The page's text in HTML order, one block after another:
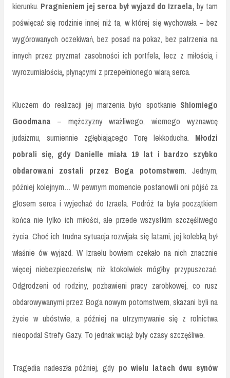
kierunku. Pragnieniem jej serca był wyjazd do Izraela, by tam
poświęcać się rodzinie innej niż ta, w której się wychowała – bez
wygórowanych oczekiwań, bez posad na pokaz, bez patrzenia na
innych przez pryzmat zasobności ich portfela, lecz z miłością i
wyrozumiałością, płynącymi z przepełnionego wiarą serca.
Kluczem do realizacji jej marzenia było spotkanie Shlomiego
Goodmana – mężczyzny wrażliwego, wiernego wyznawcę
judaizmu, sumiennie zgłębiającego Torę lekkoducha. Młodzi
pobrali się, gdy Danielle miała 19 lat i bardzo szybko
obdarowani zostali przez Boga potomstwem. Jednym,
później kolejnym… W pewnym momencie postanowili oni pójść za
głosem serca i wyjechać do Izraela. Podróż ta była początkiem
końca nie tylko ich miłości, ale przede wszystkim szczęśliwego
życia. Choć ich trudna sytuacja rozwijała się latami, jej kolebką był
właśnie ów wyjazd. W Izraelu bowiem czekało na nich znacznie
więcej niebezpieczeństw, niż ktokolwiek mógłby przypuszczać.
Odgrodzeni od rodziny, pozbawieni pracy zarobkowej, co rusz
obdarowywanymi przez Boga nowym potomstwem, skazani byli na
życie w ubóstwie, a później na utrzymywanie się z rolnictwa
nieopodal Strefy Gazy. To jednak wciąż były czasy szczęśliwe.
Tragedia nadeszła później, gdy po wielu latach dwu synów